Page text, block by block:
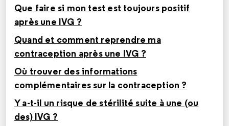
Que faire si mon test est toujours positif
après une IVG ?
Quand et comment reprendre ma
contraception après une IVG ?
Où trouver des informations
complémentaires sur la contraception ?
Y a-t-il un risque de stérilité suite à une (ou
des) IVG ?